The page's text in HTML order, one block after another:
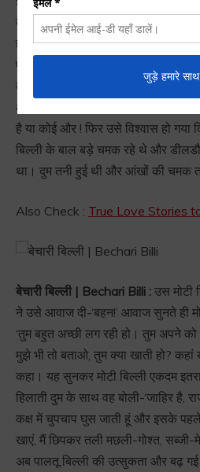
दुबली-पतली थी। बुढ़िया के पास
ही होता था, जिसका बचा-खुचा उसकी
एक दिन पालतू बिल्ली झोंपड़ी के कोने में
तभी उसने सामने एक अन्य बिल्ली को
आ रही थी। एक नजर में तो पालतू बिल्ली
है या कोई और ! फिर उसे विश्वास हो गया
बिल्ली के बाल बड़े चमक रहे थे और
था। दुम तनी हुई थी और आंखों की चमक
Also Check : True Love Stories
बेचारी बिल्ली | Bechari Billi : उस मोटी
ने उसे आवाज दी-‘बहन!’ आवाज सुनते ही
‘तुम बहुत अच्छी लग रही हो। तुम अपने
मुझे भी तो बताओ, तुम क्या खाती हो? कहां
कहा। यह सुनकर मोटी बिल्ली एकदम
हिलाती दुम के साथ वह बोली-‘जाहिर है,
कक्ष में चुपचाप घुस जाती हूं और इसके
खाएं, मैं छिपकर तली मछली-गोश्त, सब्जी-
अब पालतू बिल्ली की उत्सुकता और बढ़